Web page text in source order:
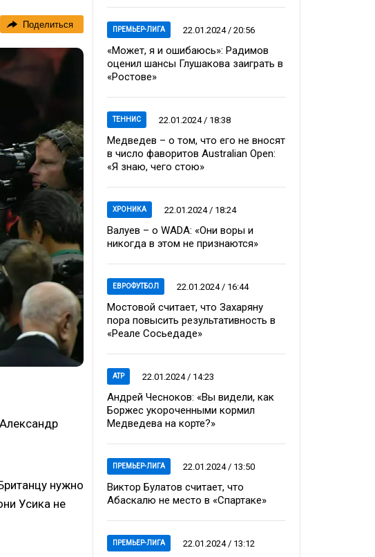
Поделиться
нужно
Усика не
ПРЕМЬЕР-ЛИГА 22.01.2024 / 20:56
«Может, я и ошибаюсь»: Радимов
оценил шансы Глушакова заиграть в
«Ростове»
ТЕННИС 22.01.2024 / 18:38
Медведев – о том, что его не вносят
в число фаворитов Australian Open:
«Я знаю, чего стою»
ХРОНИКА 22.01.2024 / 18:24
Валуев – о WADA: «Они воры и
никогда в этом не признаются»
ЕВРОФУТБОЛ 22.01.2024 / 16:44
Мостовой считает, что Захаряну
пора повысить результативность в
«Реале Сосьедаде»
ATP 22.01.2024 / 14:23
Андрей Чесноков: «Вы видели, как
Боржес укороченными кормил
Медведева на корте?»
ПРЕМЬЕР-ЛИГА 22.01.2024 / 13:50
Виктор Булатов считает, что
Абаскалю не место в «Спартаке»
ПРЕМЬЕР-ЛИГА 22.01.2024 / 13:12